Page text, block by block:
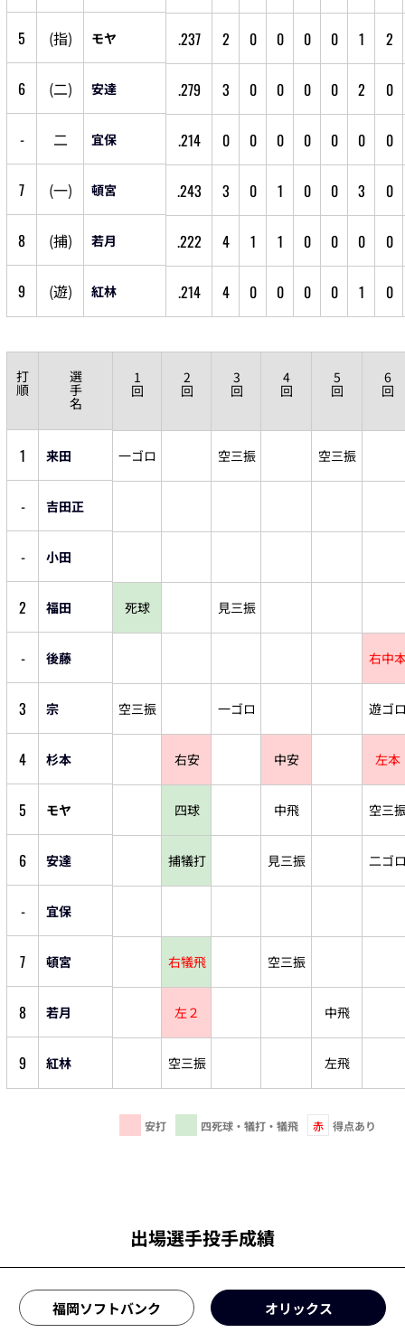
5 (指) モヤ .237 2 0 0 0 0 1 2
6 (二) 安達 .279 3 0 0 0 0 2 0
- 二 宜保 .214 0 0 0 0 0 0 0
7 (一) 頓宮 .243 3 0 1 0 0 3 0
8 (捕) 若月 .222 4 1 1 0 0 0 0
9 (遊) 紅林 .214 4 0 0 0 0 1 0
打
順
選
手
名
1
回
2
回
3
回
4
回
5
回
6
回
1 来田 一ゴロ 空三振 空三振
- 吉田正
- 小田
2 福田 死球 見三振
- 後藤 右中
3 宗 空三振 一ゴロ 遊ゴ
4 杉本 右安 中安 左本
5 モヤ 四球 中飛 空三
6 安達 捕犠打 見三振 二ゴ
- 宜保
7 頓宮 右犠飛 空三振
8 若月 左２ 中飛
9 紅林 空三振 左飛
安打 四死球・犠打・犠飛 赤 得点あり
出場選手投手成績
福岡ソフトバンク オリックス